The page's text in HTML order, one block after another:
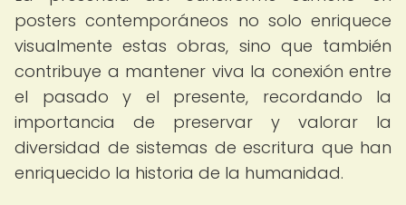
posters contemporáneos no solo enriquece
visualmente estas obras, sino que también
contribuye a mantener viva la conexión entre
el pasado y el presente, recordando la
importancia de preservar y valorar la
diversidad de sistemas de escritura que han
enriquecido la historia de la humanidad.